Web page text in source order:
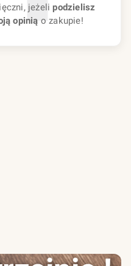
jeżelipodzielisz
opinią o zakupie!